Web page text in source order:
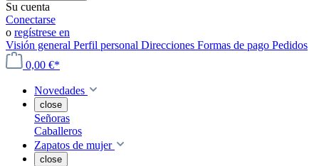
Su cuenta
Conectarse
o regístrese en
Visión general Perfil personal Direcciones Formas de pago Pedidos
0,00 €*
Novedades
close
Señoras
Caballeros
Zapatos de mujer
close